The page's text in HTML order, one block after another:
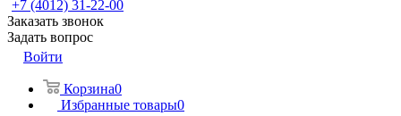
+7 (4012) 31-22-00
Заказать звонок
Задать вопрос
Войти
Корзина0
Избранные товары0